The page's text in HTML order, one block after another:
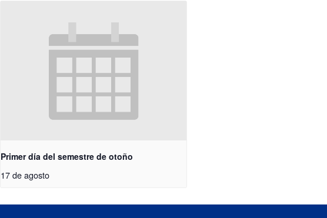
Primer día del semestre de otoño
17 de agosto